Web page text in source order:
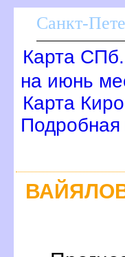
Санкт-
Карта
на июнь
Карта
Подробная